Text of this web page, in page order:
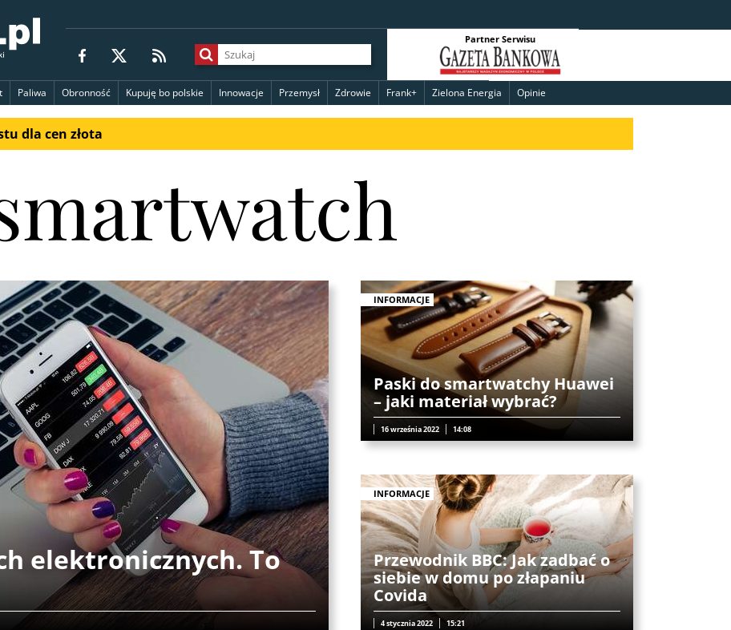
Partner Serwisu
Paliwa Obronność Kupuję bo polskie Innowacje Przemysł Zdrowie Frank+ Zielona Energia Opinie
dla cen złota
elektronicznych. To
INFORMACJE
Paski do smartwatchy Huawei
– jaki materiał wybrać?
16 września 2022 14:08
INFORMACJE
Przewodnik BBC: Jak zadbać o
siebie w domu po złapaniu
Covida
4 stycznia 2022 15:21